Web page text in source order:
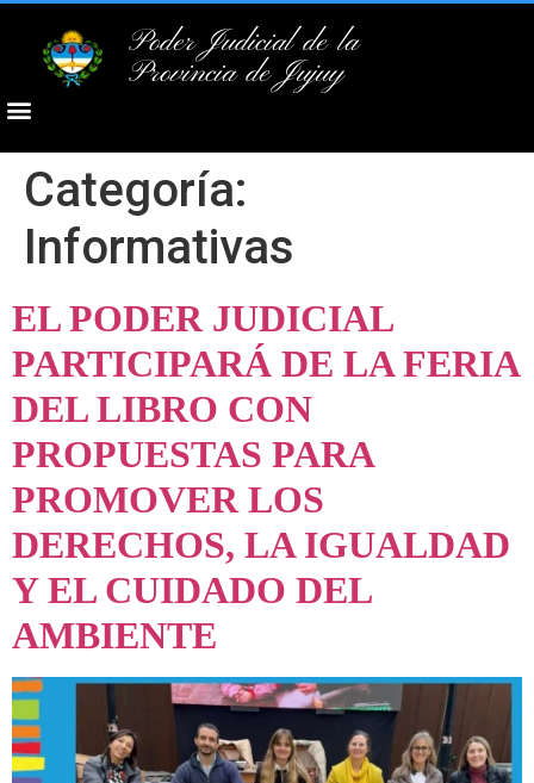
Poder Judicial de la
Provincia de Jujuy
Categoría:
Informativas
EL PODER JUDICIAL
PARTICIPARÁ DE LA FERIA
DEL LIBRO CON
PROPUESTAS PARA
PROMOVER LOS
DERECHOS, LA IGUALDAD
Y EL CUIDADO DEL
AMBIENTE